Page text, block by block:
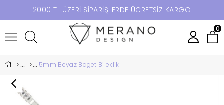
2000 TL ÜZERİ SİPARİŞLERDE ÜCRETSİZ KARGO
0
5mm Beyaz Baget Bileklik